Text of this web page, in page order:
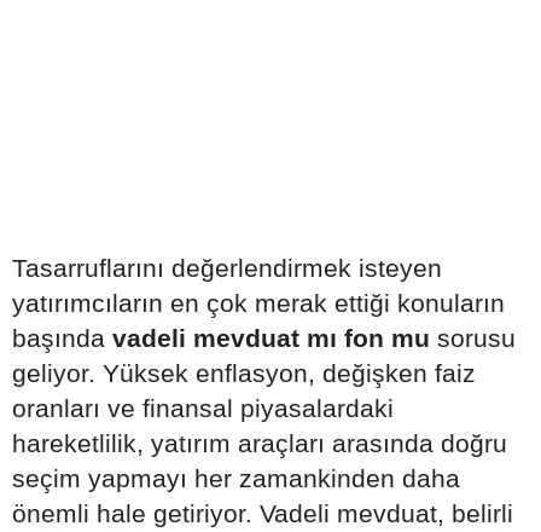
Tasarruflarını değerlendirmek isteyen
yatırımcıların en çok merak ettiği konuların
başında vadeli mevduat mı fon mu sorusu
geliyor. Yüksek enflasyon, değişken faiz
oranları ve finansal piyasalardaki
hareketlilik, yatırım araçları arasında doğru
seçim yapmayı her zamankinden daha
önemli hale getiriyor. Vadeli mevduat, belirli